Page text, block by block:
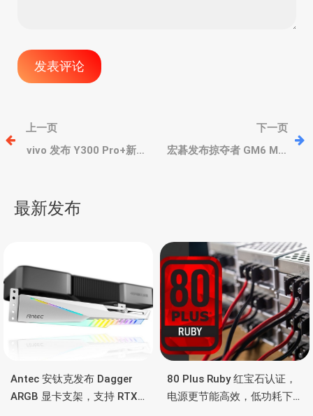
文
章
航
上一页
vivo 发布 Y300 Pro+新
下一页
宏碁发布掠夺者 GM6 M.2
最新发布
Antec 安钛克发布 Dagger
ARGB 显卡支架，支持 RTX
80 Plus Ruby 红宝石认证，
电源更节能高效，低功耗下